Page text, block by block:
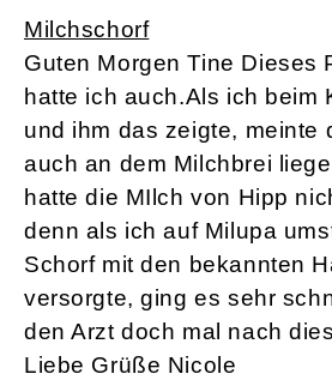
Milchschorf
Guten Morgen Tine Dieses
hatte ich auch.Als ich beim
und ihm das zeigte, meinte
auch an dem Milchbrei
hatte die MIlch von Hipp
denn als ich auf Milupa
Schorf mit den bekannten
versorgte, ging es sehr
den Arzt doch mal nach
Liebe Grüße Nicole